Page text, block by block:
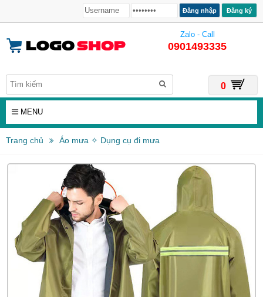
Đăng ký
Zalo - Call
0901493335
0
MENU
Trang chủ Áo mưa ✧ Dụng cụ đi mưa